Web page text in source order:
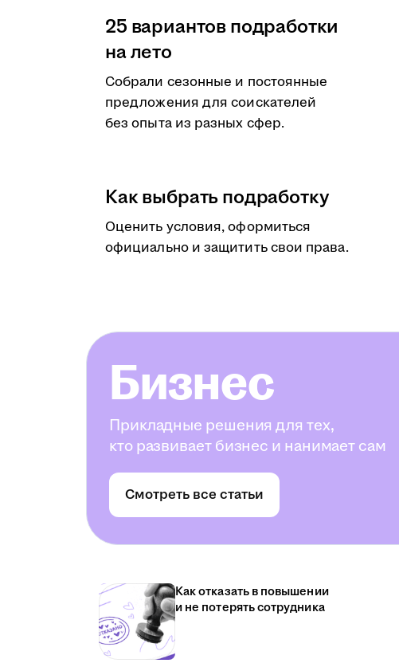
25 вариантов подработки
на лето
Собрали сезонные и постоянные
предложения для соискателей
без опыта из разных сфер.
Как выбрать подработку
Оценить условия, оформиться
официально и защитить свои права.
Бизнес
Прикладные решения для тех,
кто развивает бизнес и нанимает сам
Смотреть все статьи
Как отказать в повышении
и не потерять сотрудника